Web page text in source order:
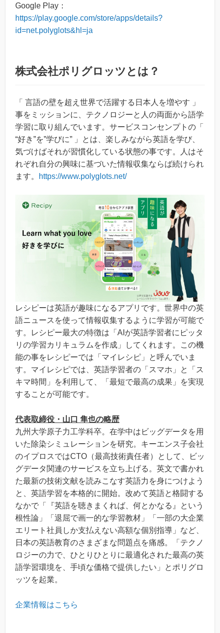
Google Play：
https://play.google.com/store/apps/details?
id=net.polyglots&hl=ja
株式会社ポリグロッツとは？
「 言語の壁を超え世界で活躍する日本人を増やす 」
事をミッションに、テクノロジーと人の両面から語学
学習に取り組んでいます。サービスコンセンプトの「
“好き”を”学びに” 」とは、楽しみながら英語を学び、
気づけばそれが習慣化している状態の事です。人はそ
れぞれ自分の興味に基づいた情報収集ならば続けられ
ます。
https://www.polyglots.net/
レシピーは英語が趣味になるアプリです。世界中の英
語ニュースを使って情報収集するように学習が可能で
す。レシピー最大の特徴は「AIが英語学習者にピッタ
リの学習カリキュラムを作成」してくれます。この機
能の事をレシピーでは「マイレシピ」と呼んでいま
す。マイレシピでは、英語学習者の「スマホ」と「ス
キマ時間」を利用して、「最短で最高の成果」を実現
することが可能です。
代表取締役・山口 隼也の略歴
九州大学原子力工学科卒。在学中はビッグデータを用
いた除染シミュレーションを研究。キーエンス子会社
のイプロスではCTO（最高技術責任者）として、ビッ
グデータ関連のサービスを立ち上げる。英文で書かれ
た最新の技術文献を読みこなす英語力を身につけよう
と、英語学習を本格的に開始。改めて英語と格闘する
なかで「『英語を聴きまくれば、何とかなる』という
根性論」「退屈で画一的な学習教材」「一部の大企業
エリート社員しか支払えない高額な個別指導」など、
日本の英語教育のさまざまな問題点を痛感。「テクノ
ロジーの力で、ひとりひとりに最適化された最高の英
語学習環境を、手頃な価格で提供したい」とポリグロ
ッツを起業。
企業情報はこちら